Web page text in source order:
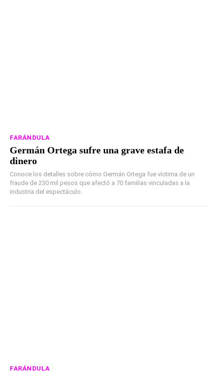
FARÁNDULA
Germán Ortega sufre una grave estafa de
dinero
Conoce los detalles sobre cómo Germán Ortega fue víctima de un
fraude de 230 mil pesos que afectó a 70 familias vinculadas a la
industria del espectáculo.
FARÁNDULA